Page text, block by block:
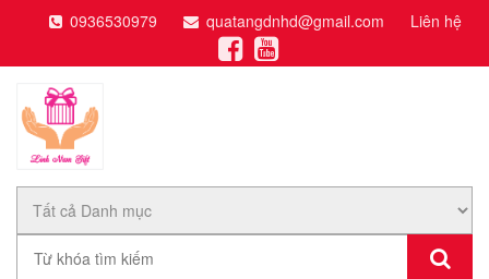
0936530979 quatangdnhd@gmail.com Liên hệ